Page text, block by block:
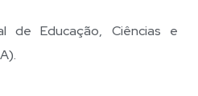
de Educação, Ciências e